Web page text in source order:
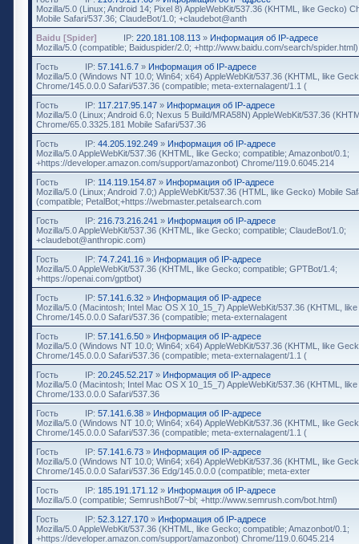
Mozilla/5.0 (Linux; Android 14; Pixel 8) AppleWebKit/537.36 (KHTML, like Gecko)
Mobile Safari/537.36; ClaudeBot/1.0; +claudebot@anth
Baidu [Spider]
IP: 220.181.108.113 » Информация об IP-адресе
Mozilla/5.0 (compatible; Baiduspider/2.0; +http://www.baidu.com/search/spider.html)
Гость
IP: 57.141.6.7 » Информация об IP-адресе
Mozilla/5.0 (Windows NT 10.0; Win64; x64) AppleWebKit/537.36 (KHTML, like
Chrome/145.0.0.0 Safari/537.36 (compatible; meta-externalagent/1.1 (
Гость
IP: 117.217.95.147 » Информация об IP-адресе
Mozilla/5.0 (Linux; Android 6.0; Nexus 5 Build/MRA58N) AppleWebKit/537.36
Chrome/65.0.3325.181 Mobile Safari/537.36
Гость
IP: 44.205.192.249 » Информация об IP-адресе
Mozilla/5.0 AppleWebKit/537.36 (KHTML, like Gecko; compatible; Amazonbot/0.1;
+https://developer.amazon.com/support/amazonbot) Chrome/119.0.6045.214
Гость
IP: 114.119.154.87 » Информация об IP-адресе
Mozilla/5.0 (Linux; Android 7.0;) AppleWebKit/537.36 (HTML, like Gecko) Mobile
(compatible; PetalBot;+https://webmaster.petalsearch.com
Гость
IP: 216.73.216.241 » Информация об IP-адресе
Mozilla/5.0 AppleWebKit/537.36 (KHTML, like Gecko; compatible; ClaudeBot/1.0;
+claudebot@anthropic.com)
Гость
IP: 74.7.241.16 » Информация об IP-адресе
Mozilla/5.0 AppleWebKit/537.36 (KHTML, like Gecko; compatible; GPTBot/1.4;
+https://openai.com/gptbot)
Гость
IP: 57.141.6.32 » Информация об IP-адресе
Mozilla/5.0 (Macintosh; Intel Mac OS X 10_15_7) AppleWebKit/537.36 (KHTML,
Chrome/145.0.0.0 Safari/537.36 (compatible; meta-externalagent
Гость
IP: 57.141.6.50 » Информация об IP-адресе
Mozilla/5.0 (Windows NT 10.0; Win64; x64) AppleWebKit/537.36 (KHTML, like
Chrome/145.0.0.0 Safari/537.36 (compatible; meta-externalagent/1.1 (
Гость
IP: 20.245.52.217 » Информация об IP-адресе
Mozilla/5.0 (Macintosh; Intel Mac OS X 10_15_7) AppleWebKit/537.36 (KHTML,
Chrome/133.0.0.0 Safari/537.36
Гость
IP: 57.141.6.38 » Информация об IP-адресе
Mozilla/5.0 (Windows NT 10.0; Win64; x64) AppleWebKit/537.36 (KHTML, like
Chrome/145.0.0.0 Safari/537.36 (compatible; meta-externalagent/1.1 (
Гость
IP: 57.141.6.73 » Информация об IP-адресе
Mozilla/5.0 (Windows NT 10.0; Win64; x64) AppleWebKit/537.36 (KHTML, like
Chrome/145.0.0.0 Safari/537.36 Edg/145.0.0.0 (compatible; meta-exter
Гость
IP: 185.191.171.12 » Информация об IP-адресе
Mozilla/5.0 (compatible; SemrushBot/7~bl; +http://www.semrush.com/bot.html)
Гость
IP: 52.3.127.170 » Информация об IP-адресе
Mozilla/5.0 AppleWebKit/537.36 (KHTML, like Gecko; compatible; Amazonbot/0.1;
+https://developer.amazon.com/support/amazonbot) Chrome/119.0.6045.214